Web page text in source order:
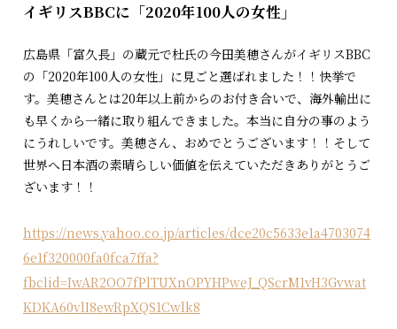
イギリスBBCに「2020年100人の女性」
広島県「富久長」の蔵元で杜氏の今田美穂さんがイギリスBBC
の「2020年100人の女性」に見ごと選ばれました！！快挙で
す。美穂さんとは20年以上前からのお付き合いで、海外輸出に
も早くから一緒に取り組んできました。本当に自分の事のよう
にうれしいです。美穂さん、おめでとうございます！！そして
世界へ日本酒の素晴らしい価値を伝えていただきありがとうご
ざいます！！
https://news.yahoo.co.jp/articles/dce20c5633e1a4703074
6e1f320000fa0fca7ffa?
fbclid=IwAR2OO7fPlTUXnOPYHPweJ_QScrM1vH3Gvwat
KDKA60vlI8ewRpXQS1Cwlk8